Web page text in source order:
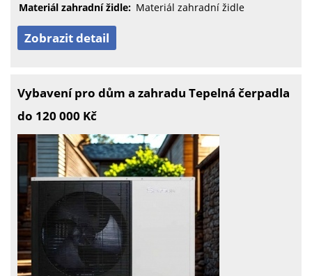
Materiál zahradní židle: Materiál zahradní židle
Zobrazit detail
Vybavení pro dům a zahradu Tepelná čerpadla
do 120 000 Kč